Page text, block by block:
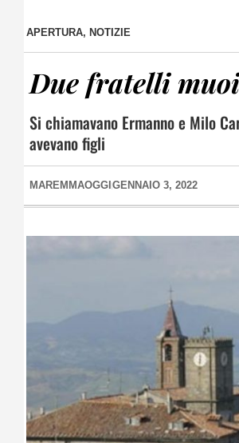
APERTURA, NOTIZIE
Due fratelli
Si chiamavano Ermanno e Milo
avevano figli
MAREMMAOGGI GENNAIO 3, 2022